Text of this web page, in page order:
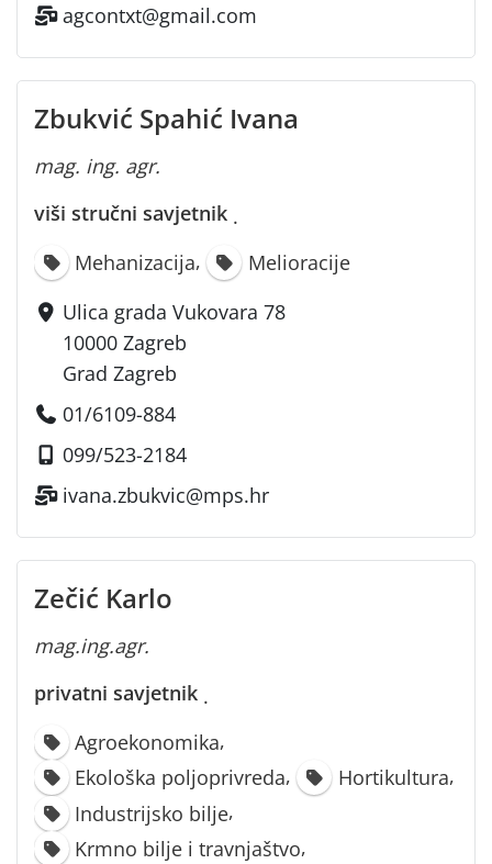
agcontxt@gmail.com
Zbukvić Spahić Ivana
mag. ing. agr.
viši stručni savjetnik ·
Mehanizacija,
Melioracije
Ulica grada Vukovara 78
10000 Zagreb
Grad Zagreb
01/6109-884
099/523-2184
ivana.zbukvic@mps.hr
Zečić Karlo
mag.ing.agr.
privatni savjetnik ·
Agroekonomika,
Ekološka poljoprivreda, Hortikultura,
Industrijsko bilje,
Krmno bilje i travnjaštvo,